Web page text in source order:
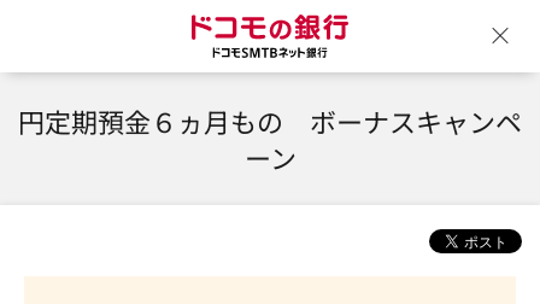
円定期預金６ヵ月もの ボーナスキャンペ
ーン